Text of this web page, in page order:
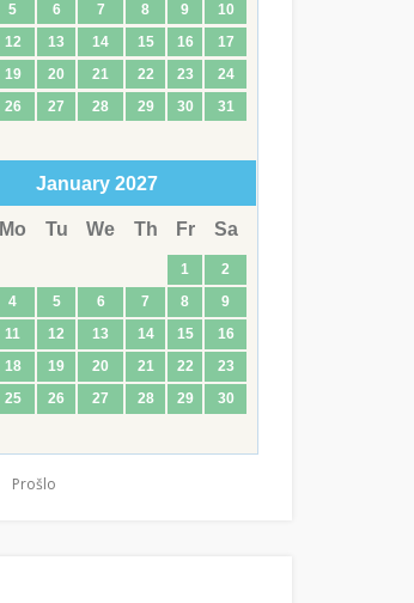
5 6 7 8 9
10
12 13 14 15 16
17
19 20 21 22 23
24
26 27 28 29 30 31
January 2027
Mo Tu We Th Fr Sa
1
2
4 5 6 7 8
9
11 12 13 14 15
16
18 19 20 21 22
23
25 26 27 28 29
30
Prošlo